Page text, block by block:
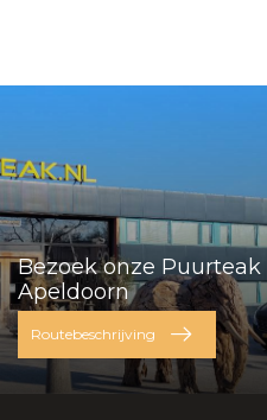
Bezoek onze Puurteak
Apeldoorn
Routebeschrijving